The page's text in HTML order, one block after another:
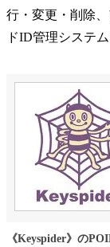
行・変更・削除
ドID管理システ
《Keyspider》の